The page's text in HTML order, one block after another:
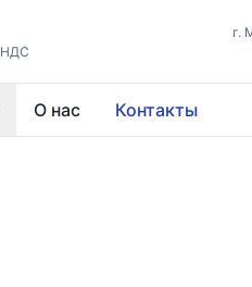
НДС
г.
О нас Контакты